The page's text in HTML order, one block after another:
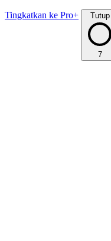
Tingkatkan ke Pro+ Tutup
7